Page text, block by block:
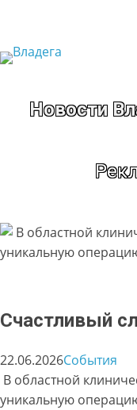
содержимому
Новости
Счастливый
22.06.2026События
В областной
уникальную